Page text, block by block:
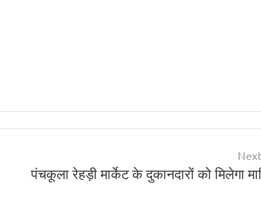
पंचकूला रेहड़ी मार्केट के दुकानदारों को मिलेगा